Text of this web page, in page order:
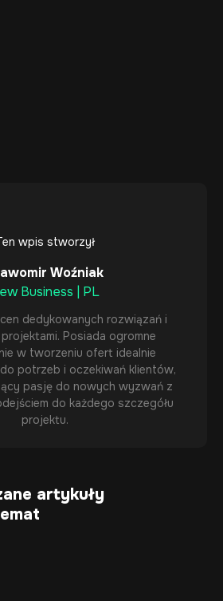
wpis stworzył
Woźniak
Business | PL
dedykowanych rozwiązań i
Posiada ogromne
w tworzeniu ofert idealnie
potrzeb i oczekiwań klientów,
pasję do nowych wyzwań z
do każdego szczegółu
projektu.
artykuły